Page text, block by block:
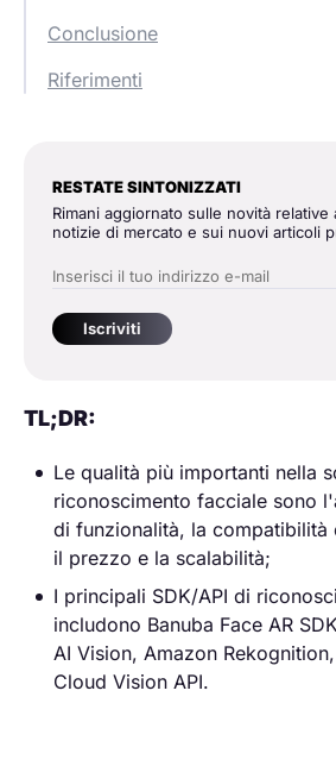
Conclusione
Riferimenti
RESTATE SINTONIZZATI
Rimani aggiornato sulle novità
notizie di mercato e sui nuovi articoli
Iscriviti
TL;DR:
Le qualità più importanti nella
riconoscimento facciale sono
di funzionalità, la compatibilità
il prezzo e la scalabilità;
I principali SDK/API di
includono Banuba Face AR
AI Vision, Amazon
Cloud Vision API.